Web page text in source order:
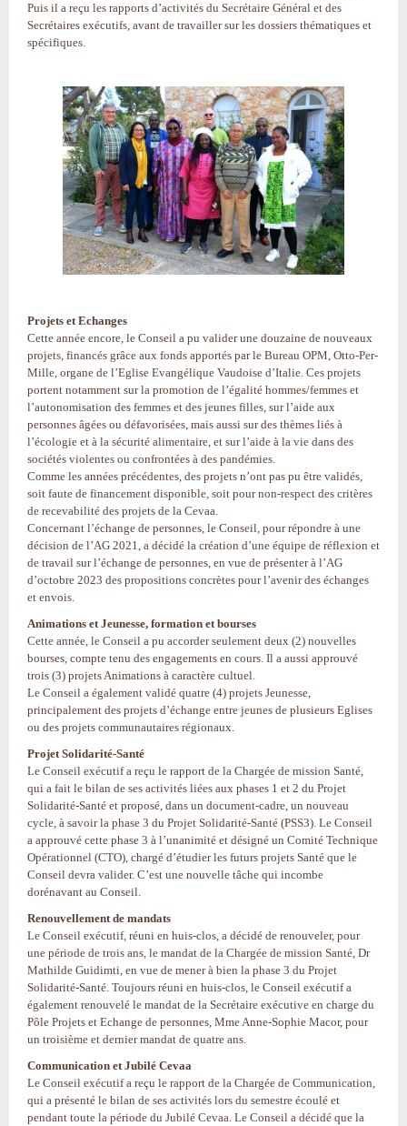
Puis il a reçu les rapports d’activités du Secrétaire Général et des
Secrétaires exécutifs, avant de travailler sur les dossiers thématiques et
spécifiques.
Projets et Echanges
Cette année encore, le Conseil a pu valider une douzaine de nouveaux
projets, financés grâce aux fonds apportés par le Bureau OPM, Otto-Per-
Mille, organe de l’Eglise Evangélique Vaudoise d’Italie. Ces projets
portent notamment sur la promotion de l’égalité hommes/femmes et
l’autonomisation des femmes et des jeunes filles, sur l’aide aux
personnes âgées ou défavorisées, mais aussi sur des thèmes liés à
l’écologie et à la sécurité alimentaire, et sur l’aide à la vie dans des
sociétés violentes ou confrontées à des pandémies.
Comme les années précédentes, des projets n’ont pas pu être validés,
soit faute de financement disponible, soit pour non-respect des critères
de recevabilité des projets de la Cevaa.
Concernant l’échange de personnes, le Conseil, pour répondre à une
décision de l’AG 2021, a décidé la création d’une équipe de réflexion et
de travail sur l’échange de personnes, en vue de présenter à l’AG
d’octobre 2023 des propositions concrètes pour l’avenir des échanges
et envois.
Animations et Jeunesse, formation et bourses
Cette année, le Conseil a pu accorder seulement deux (2) nouvelles
bourses, compte tenu des engagements en cours. Il a aussi approuvé
trois (3) projets Animations à caractère cultuel.
Le Conseil a également validé quatre (4) projets Jeunesse,
principalement des projets d’échange entre jeunes de plusieurs Eglises
ou des projets communautaires régionaux.
Projet Solidarité-Santé
Le Conseil exécutif a reçu le rapport de la Chargée de mission Santé,
qui a fait le bilan de ses activités liées aux phases 1 et 2 du Projet
Solidarité-Santé et proposé, dans un document-cadre, un nouveau
cycle, à savoir la phase 3 du Projet Solidarité-Santé (PSS3). Le Conseil
a approuvé cette phase 3 à l’unanimité et désigné un Comité Technique
Opérationnel (CTO), chargé d’étudier les futurs projets Santé que le
Conseil devra valider. C’est une nouvelle tâche qui incombe
dorénavant au Conseil.
Renouvellement de mandats
Le Conseil exécutif, réuni en huis-clos, a décidé de renouveler, pour
une période de trois ans, le mandat de la Chargée de mission Santé, Dr
Mathilde Guidimti, en vue de mener à bien la phase 3 du Projet
Solidarité-Santé. Toujours réuni en huis-clos, le Conseil exécutif a
également renouvelé le mandat de la Secrétaire exécutive en charge du
Pôle Projets et Echange de personnes, Mme Anne-Sophie Macor, pour
un troisième et dernier mandat de quatre ans.
Communication et Jubilé Cevaa
Le Conseil exécutif a reçu le rapport de la Chargée de Communication,
qui a présenté le bilan de ses activités lors du semestre écoulé et
pendant toute la période du Jubilé Cevaa. Le Conseil a décidé que la